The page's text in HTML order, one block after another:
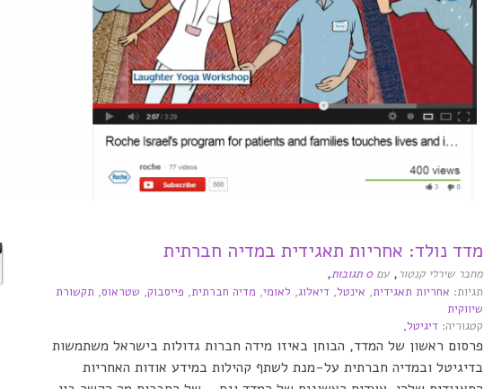
מדד נולד: אחריות תאגידית במדיה חברתית
מחבר שירלי קנטור,עם0 תגובות ,
קטגוריה: דיגיטל,
תגיות: אחריות תאגידית, אינטל, דיאלוג, לאומי, מדיה חברתית, פייסבוק, שטראוס, תקשורת
שיווקית
פרסום ראשון של המדד, הבוחן באיזו מידה חברות גדולות בישראל משתמשות
בדיגיטל ובמדיה חברתית על-מנת לשתף קהילות במידע אודות האחריות